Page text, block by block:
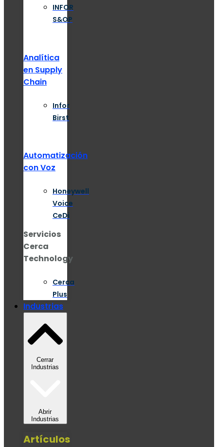
INFOR
S&OP
Analítica
en Supply
Chain
Infor
Birst
Automatización
con Voz
Honeywell
Voice
CeDi
Servicios
Cerca
Technology
Cerca
Plus
Industrias
Cerrar
Industrias
Abrir
Industrias
Artículos